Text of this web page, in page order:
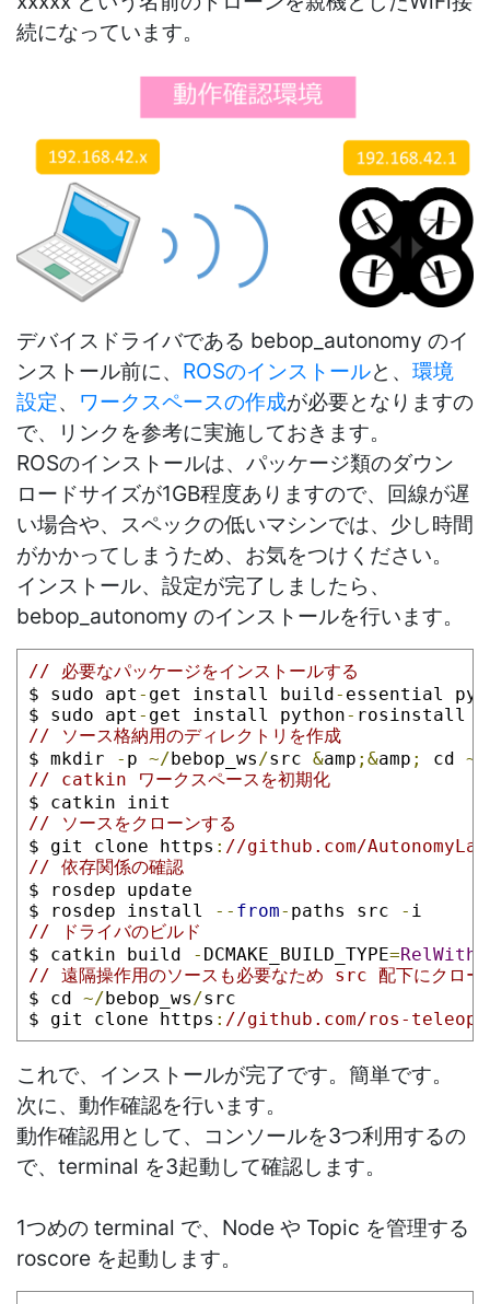
続になっています。
デバイスドライバである bebop_autonomy のイ
ンストール前に、 ROSのインストールと、 環境
設定、 ワークスペースの作成が必要となりますの
で、リンクを参考に実施しておきます。
ROSのインストールは、パッケージ類のダウン
ロードサイズが1GB程度ありますので、回線が遅
い場合や、スペックの低いマシンでは、少し時間
がかかってしまうため、お気をつけください。
インストール、設定が完了しましたら、
bebop_autonomy のインストールを行います。
// 必要なパッケージをインストールする
$ sudo apt - get install build- essential
$ sudo apt - get install python- rosinstall
// ソース格納用のディレクトリを作成
$ mkdir
- p ~/bebop_ws /src &amp ;&amp ; cd ~/
// catkin ワークスペースを初期化
$ catkin init
// ソースをクローンする
$ git clone https : //github.com/
// 依存関係の確認
$ rosdep update
$ rosdep install
-- from- paths src - i
// ドライバのビルド
$ catkin build
- DCMAKE_BUILD_TYPE=
// 遠隔操作用のソースも必要なため src 配下にクロー
$ cd ~/bebop_ws /src
$ git clone https : //github.com/ros-
これで、インストールが完了です。簡単です。
次に、動作確認を行います。
動作確認用として、コンソールを3つ利用するの
で、terminal を3起動して確認します。
1つめの terminal で、Node や Topic を管理する
roscore を起動します。